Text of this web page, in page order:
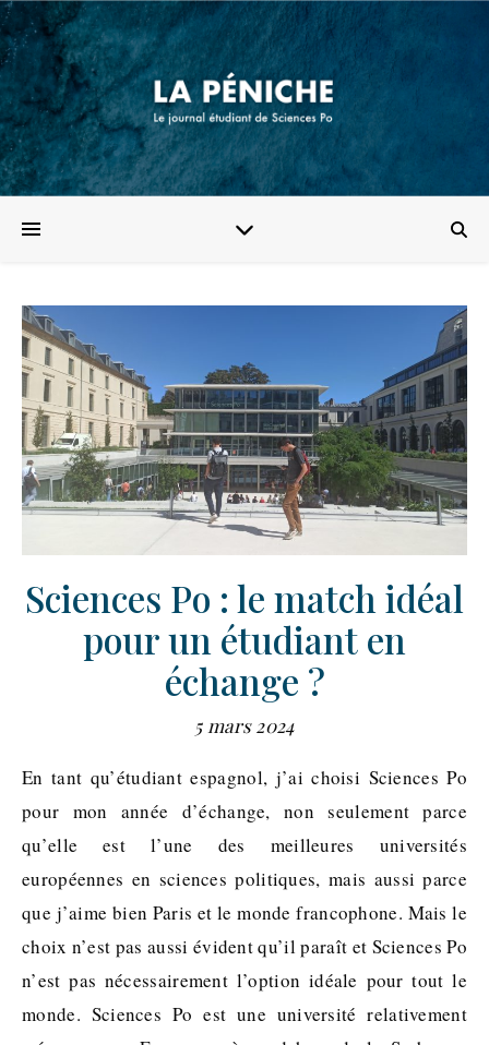
Sciences Po : le match idéal
pour un étudiant en
échange ?
5 mars 2024
En tant qu’étudiant espagnol, j’ai choisi Sciences Po
pour mon année d’échange, non seulement parce
qu’elle est l’une des meilleures universités
européennes en sciences politiques, mais aussi parce
que j’aime bien Paris et le monde francophone. Mais le
choix n’est pas aussi évident qu’il paraît et Sciences Po
n’est pas nécessairement l’option idéale pour tout le
monde. Sciences Po est une université relativement